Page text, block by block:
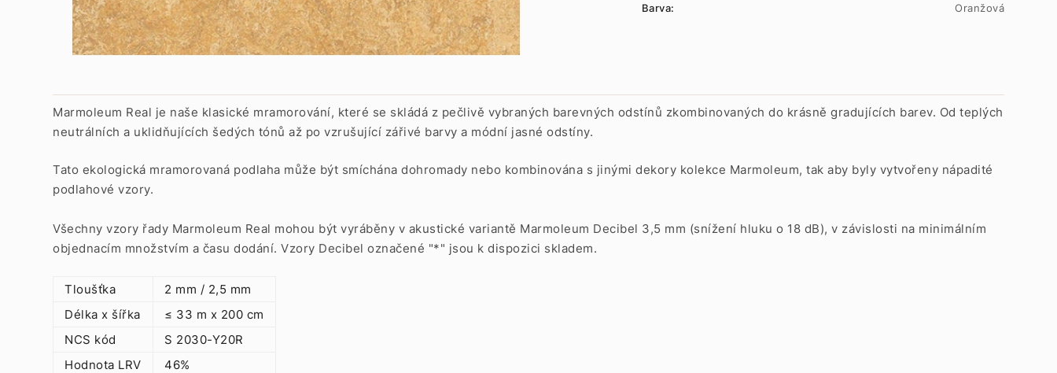
Barva:
Oranžová
Marmoleum Real je naše klasické mramorování, které se skládá z pečlivě vybraných barevných odstínů zkombinovaných do krásně gradujících barev. Od teplých
neutrálních a uklidňujících šedých tónů až po vzrušující zářivé barvy a módní jasné odstíny.
Tato ekologická mramorovaná podlaha může být smíchána dohromady nebo kombinována s jinými dekory kolekce Marmoleum, tak aby byly vytvořeny nápadité
podlahové vzory.
Všechny vzory řady Marmoleum Real mohou být vyráběny v akustické variantě Marmoleum Decibel 3,5 mm (snížení hluku o 18 dB), v závislosti na minimálním
objednacím množstvím a času dodání. Vzory Decibel označené "*" jsou k dispozici skladem.
Tloušťka
2 mm / 2,5 mm
Délka x šířka
≤ 33 m x 200 cm
NCS kód
S 2030-Y20R
Hodnota LRV
46%